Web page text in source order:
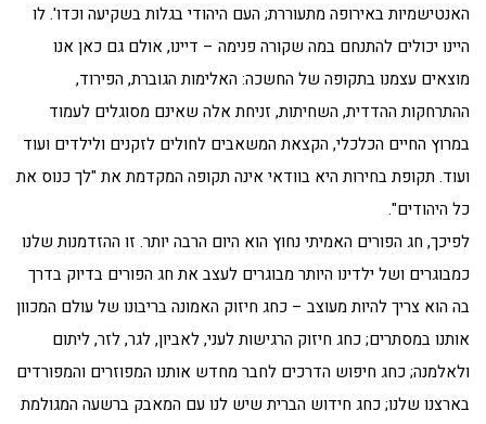
האנטישמיות באירופה מתעוררת; העם היהודי בגלות בשקיעה וכדו'. לו
היינו יכולים להתנחם במה שקורה פנימה – דיינו, אולם גם כאן אנו
מוצאים עצמנו בתקופה של החשכה: האלימות הגוברת, הפירוד,
ההתרחקות ההדדית, השחיתות, זניחת אלה שאינם מסוגלים לעמוד
במרוץ החיים הכלכלי, הקצאת המשאבים לחולים לזקנים ולילדים ועוד
ועוד. תקופת בחירות היא בוודאי אינה תקופה המקדמת את "לך כנוס את
כל היהודים".
לפיכך, חג הפורים האמיתי נחוץ הוא היום הרבה יותר. זו ההזדמנות שלנו
כמבוגרים ושל ילדינו היותר מבוגרים לעצב את חג הפורים בדיוק בדרך
בה הוא צריך להיות מעוצב – כחג חיזוק האמונה בריבונו של עולם המכוון
אותנו במסתרים; כחג חיזוק הרגישות לעני, לאביון, לגר, לזר, ליתום
ולאלמנה; כחג חיפוש הדרכים לחבר מחדש אותנו המפוזרים והמפורדים
בארצנו שלנו; כחג חידוש הברית שיש לנו עם המאבק ברשעה המגולמת